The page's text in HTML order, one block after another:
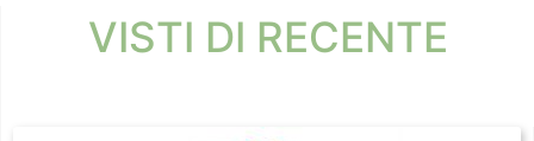
VISTI DI RECENTE